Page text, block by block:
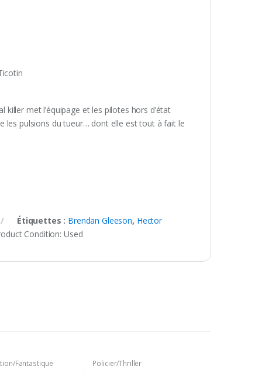
killer met l’équipage et les pilotes hors d’état
les pulsions du tueur… dont elle est tout à fait le
Étiquettes : Brendan Gleeson, Hector
Condition: Used
Fantastique Policier/Thriller